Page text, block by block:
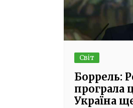
Світ
Боррель:
програла
Україна